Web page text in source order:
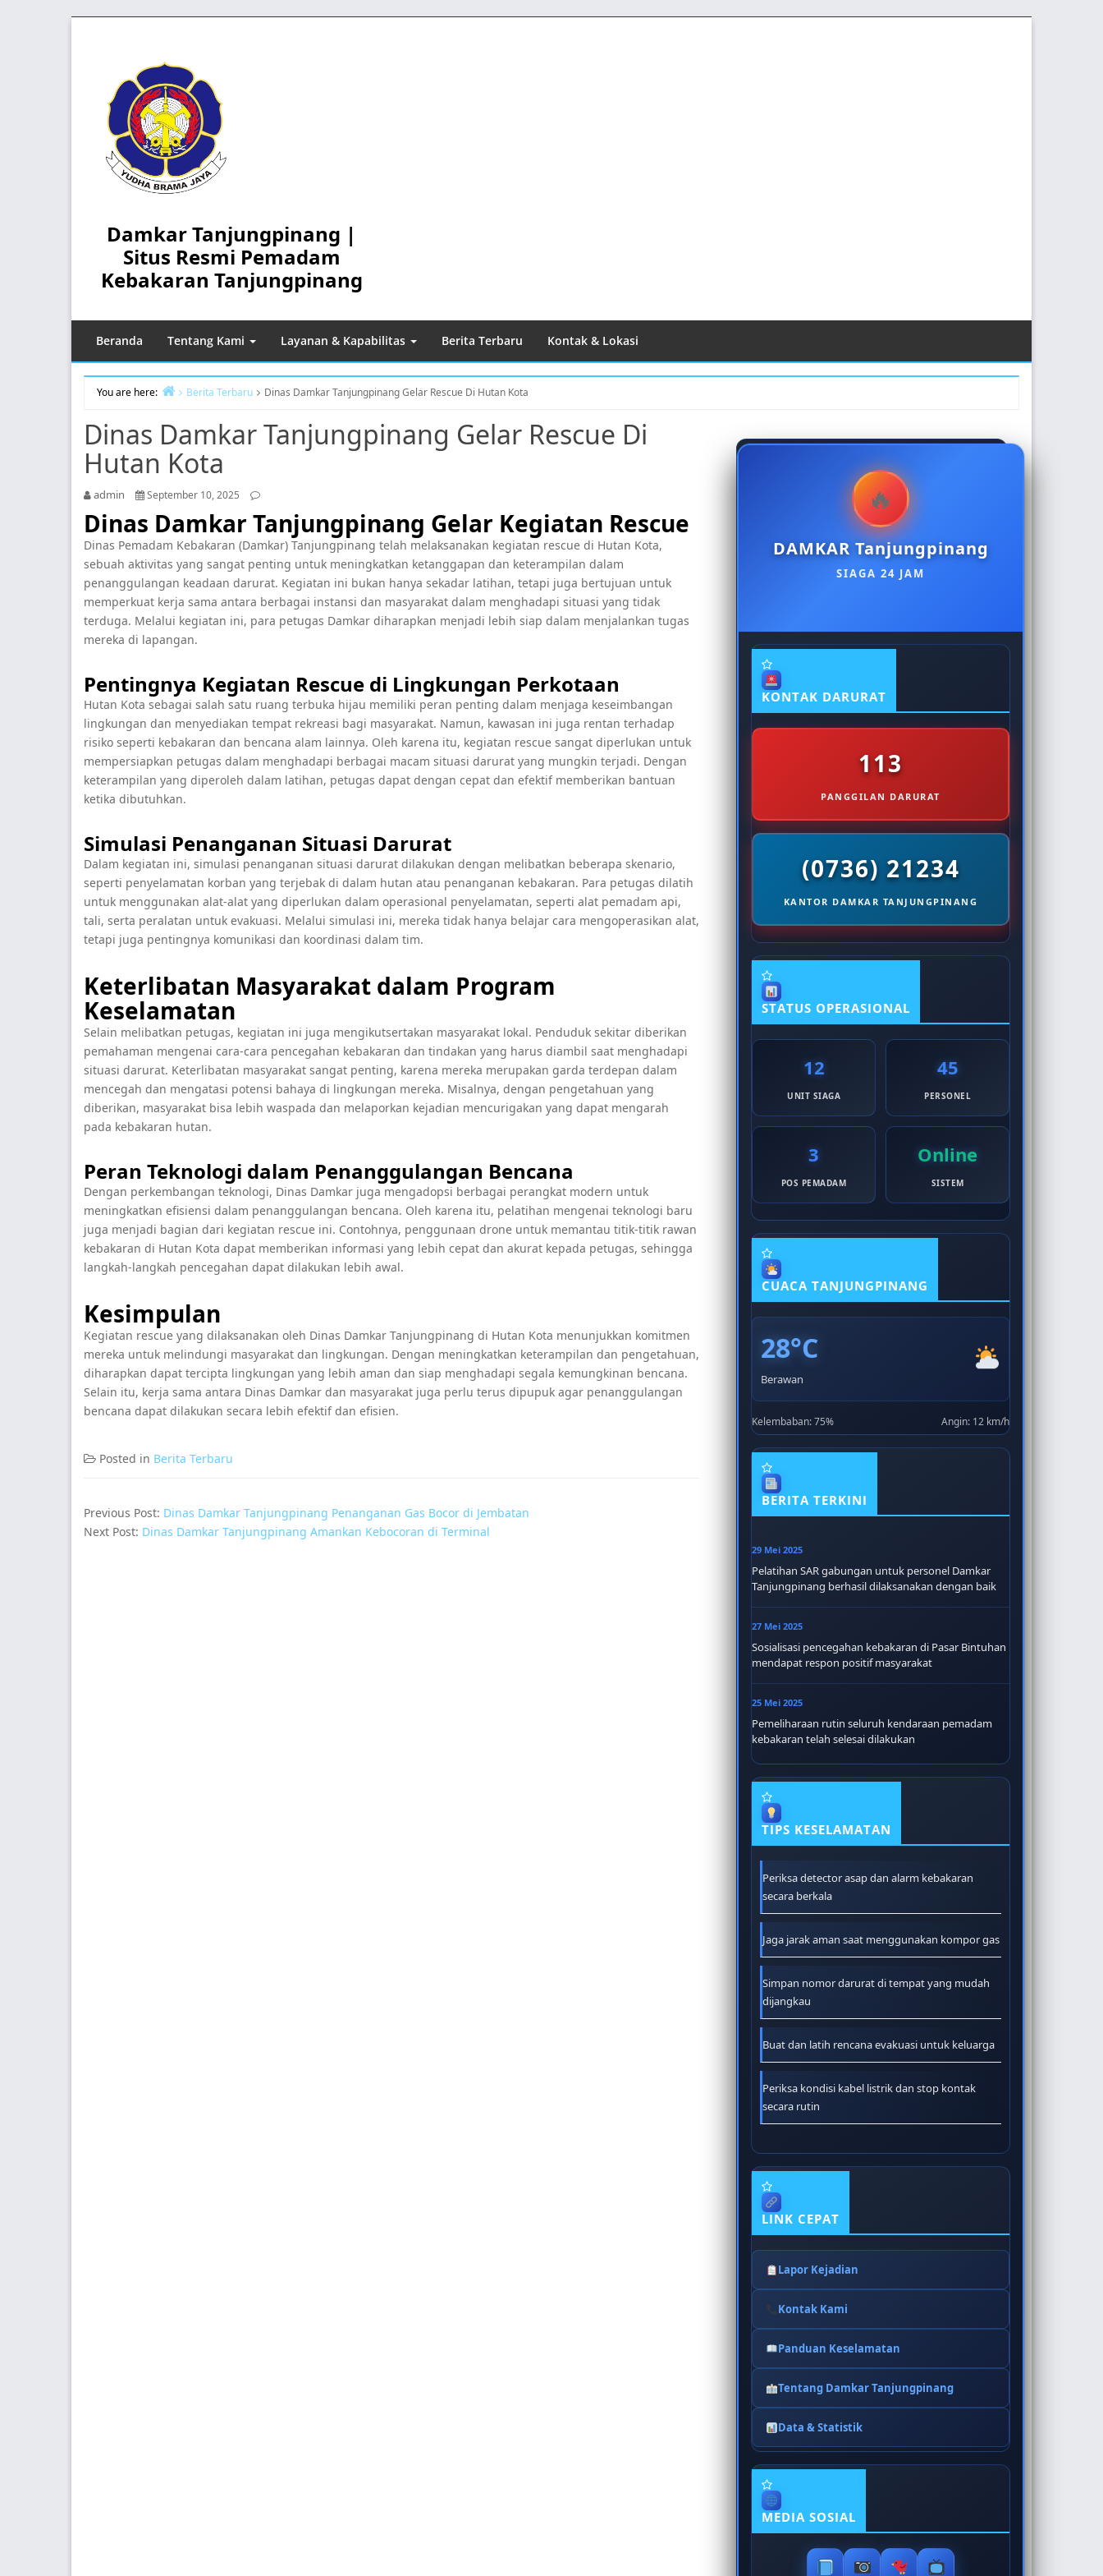
Damkar Tanjungpinang |
Situs Resmi Pemadam
Kebakaran Tanjungpinang
Beranda Tentang Kami Layanan & Kapabilitas Berita Terbaru Kontak & Lokasi
You are here:
Berita Terbaru Dinas Damkar Tanjungpinang Gelar Rescue Di Hutan Kota
Dinas Damkar Tanjungpinang Gelar Rescue Di
Hutan Kota
admin September 10, 2025
Dinas Damkar Tanjungpinang Gelar Kegiatan Rescue
Dinas Pemadam Kebakaran (Damkar) Tanjungpinang telah melaksanakan kegiatan rescue di Hutan Kota,
sebuah aktivitas yang sangat penting untuk meningkatkan ketanggapan dan keterampilan dalam
penanggulangan keadaan darurat. Kegiatan ini bukan hanya sekadar latihan, tetapi juga bertujuan untuk
memperkuat kerja sama antara berbagai instansi dan masyarakat dalam menghadapi situasi yang tidak
terduga. Melalui kegiatan ini, para petugas Damkar diharapkan menjadi lebih siap dalam menjalankan tugas
mereka di lapangan.
Pentingnya Kegiatan Rescue di Lingkungan Perkotaan
Hutan Kota sebagai salah satu ruang terbuka hijau memiliki peran penting dalam menjaga keseimbangan
lingkungan dan menyediakan tempat rekreasi bagi masyarakat. Namun, kawasan ini juga rentan terhadap
risiko seperti kebakaran dan bencana alam lainnya. Oleh karena itu, kegiatan rescue sangat diperlukan untuk
mempersiapkan petugas dalam menghadapi berbagai macam situasi darurat yang mungkin terjadi. Dengan
keterampilan yang diperoleh dalam latihan, petugas dapat dengan cepat dan efektif memberikan bantuan
ketika dibutuhkan.
Simulasi Penanganan Situasi Darurat
Dalam kegiatan ini, simulasi penanganan situasi darurat dilakukan dengan melibatkan beberapa skenario,
seperti penyelamatan korban yang terjebak di dalam hutan atau penanganan kebakaran. Para petugas dilatih
untuk menggunakan alat-alat yang diperlukan dalam operasional penyelamatan, seperti alat pemadam api,
tali, serta peralatan untuk evakuasi. Melalui simulasi ini, mereka tidak hanya belajar cara mengoperasikan alat,
tetapi juga pentingnya komunikasi dan koordinasi dalam tim.
Keterlibatan Masyarakat dalam Program
Keselamatan
Selain melibatkan petugas, kegiatan ini juga mengikutsertakan masyarakat lokal. Penduduk sekitar diberikan
pemahaman mengenai cara-cara pencegahan kebakaran dan tindakan yang harus diambil saat menghadapi
situasi darurat. Keterlibatan masyarakat sangat penting, karena mereka merupakan garda terdepan dalam
mencegah dan mengatasi potensi bahaya di lingkungan mereka. Misalnya, dengan pengetahuan yang
diberikan, masyarakat bisa lebih waspada dan melaporkan kejadian mencurigakan yang dapat mengarah
pada kebakaran hutan.
Peran Teknologi dalam Penanggulangan Bencana
Dengan perkembangan teknologi, Dinas Damkar juga mengadopsi berbagai perangkat modern untuk
meningkatkan efisiensi dalam penanggulangan bencana. Oleh karena itu, pelatihan mengenai teknologi baru
juga menjadi bagian dari kegiatan rescue ini. Contohnya, penggunaan drone untuk memantau titik-titik rawan
kebakaran di Hutan Kota dapat memberikan informasi yang lebih cepat dan akurat kepada petugas, sehingga
langkah-langkah pencegahan dapat dilakukan lebih awal.
Kesimpulan
Kegiatan rescue yang dilaksanakan oleh Dinas Damkar Tanjungpinang di Hutan Kota menunjukkan komitmen
mereka untuk melindungi masyarakat dan lingkungan. Dengan meningkatkan keterampilan dan pengetahuan,
diharapkan dapat tercipta lingkungan yang lebih aman dan siap menghadapi segala kemungkinan bencana.
Selain itu, kerja sama antara Dinas Damkar dan masyarakat juga perlu terus dipupuk agar penanggulangan
bencana dapat dilakukan secara lebih efektif dan efisien.
Posted in Berita Terbaru
Previous Post: Dinas Damkar Tanjungpinang Penanganan Gas Bocor di Jembatan
Next Post: Dinas Damkar Tanjungpinang Amankan Kebocoran di Terminal
Secondary
Sidebar
DAMKAR Tanjungpinang
SIAGA 24 JAM
KONTAK DARURAT
113
PANGGILAN DARURAT
(0736) 21234
KANTOR DAMKAR TANJUNGPINANG
STATUS OPERASIONAL
12
UNIT SIAGA
45
PERSONEL
3
POS PEMADAM
Online
SISTEM
CUACA TANJUNGPINANG
28°C
Berawan
Kelembaban: 75% Angin: 12 km/h
BERITA TERKINI
29 Mei 2025
Pelatihan SAR gabungan untuk personel Damkar
Tanjungpinang berhasil dilaksanakan dengan baik
27 Mei 2025
Sosialisasi pencegahan kebakaran di Pasar Bintuhan
mendapat respon positif masyarakat
25 Mei 2025
Pemeliharaan rutin seluruh kendaraan pemadam
kebakaran telah selesai dilakukan
TIPS KESELAMATAN
Periksa detector asap dan alarm kebakaran
secara berkala
Jaga jarak aman saat menggunakan kompor gas
Simpan nomor darurat di tempat yang mudah
dijangkau
Buat dan latih rencana evakuasi untuk keluarga
Periksa kondisi kabel listrik dan stop kontak
secara rutin
LINK CEPAT
Lapor Kejadian
Kontak Kami
Panduan Keselamatan
Tentang Damkar Tanjungpinang
Data & Statistik
MEDIA SOSIAL